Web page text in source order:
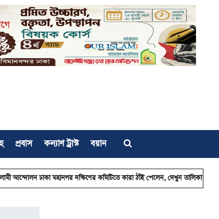
প্রবাস কল্যাণ ট্রাস্ট বয়ান
দক্ষিণের কমিটিতে কারা ঠাঁই পেলেন, দেখুন তালিকা ছুটিতেও স্মার্টফোন